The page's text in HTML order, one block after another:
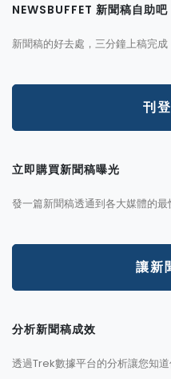
NEWSBUFFET 新聞稿自助吧
新聞稿的好去處，三分鐘上稿完
刊
立即購買新聞稿曝光
發一篇新聞稿透通到各大媒體的最
讓新
分析新聞稿成效
透過Trek數據平台的分析讓您知